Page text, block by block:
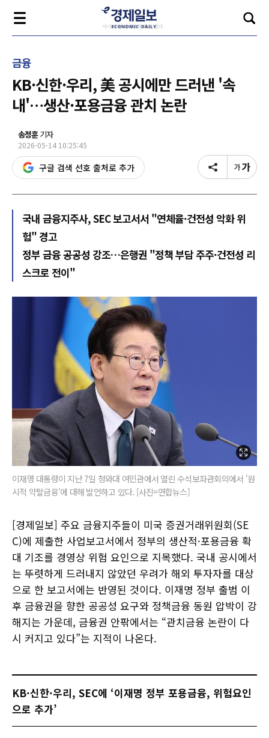
금융
KB·신한·우리, 美 공시에만 드러낸 '속
내'…생산·포용금융 관치 논란
송정훈기자
2026-05-14 10:25:45
구글 검색 선호 출처로 추가
국내 금융지주사, SEC 보고서서 "연체율·건전성 악화 위
험" 경고
정부 금융 공공성 강조…은행권 "정책 부담 주주·건전성 리
스크로 전이"
이재명 대통령이 지난 7일 청와대 여민관에서 열린 수석보좌관회의에서 '원
시적 약탈금융'에 대해 발언하고 있다. [사진=연합뉴스]
[경제일보] 주요 금융지주들이 미국 증권거래위원회(SE
C)에 제출한 사업보고서에서 정부의 생산적·포용금융 확
대 기조를 경영상 위험 요인으로 지목했다. 국내 공시에서
는 뚜렷하게 드러내지 않았던 우려가 해외 투자자를 대상
으로 한 보고서에는 반영된 것이다. 이재명 정부 출범 이
후 금융권을 향한 공공성 요구와 정책금융 동원 압박이 강
해지는 가운데, 금융권 안팎에서는 “관치금융 논란이 다
시 커지고 있다”는 지적이 나온다.
KB·신한·우리, SEC에 ‘이재명 정부 포용금융, 위험요인
으로 추가’